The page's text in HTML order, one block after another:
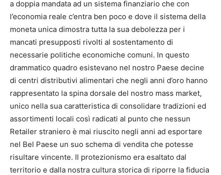
a doppia mandata ad un sistema finanziario che con
l’economia reale c’entra ben poco e dove il sistema della
moneta unica dimostra tutta la sua debolezza per i
mancati presupposti rivolti al sostentamento di
necessarie politiche economiche comuni. In questo
drammatico quadro esistevano nel nostro Paese decine
di centri distributivi alimentari che negli anni d’oro hanno
rappresentato la spina dorsale del nostro mass market,
unico nella sua caratteristica di consolidare tradizioni ed
assortimenti locali così radicati al punto che nessun
Retailer straniero è mai riuscito negli anni ad esportare
nel Bel Paese un suo schema di vendita che potesse
risultare vincente. Il protezionismo era esaltato dal
territorio e dalla nostra cultura storica di riporre la fiducia